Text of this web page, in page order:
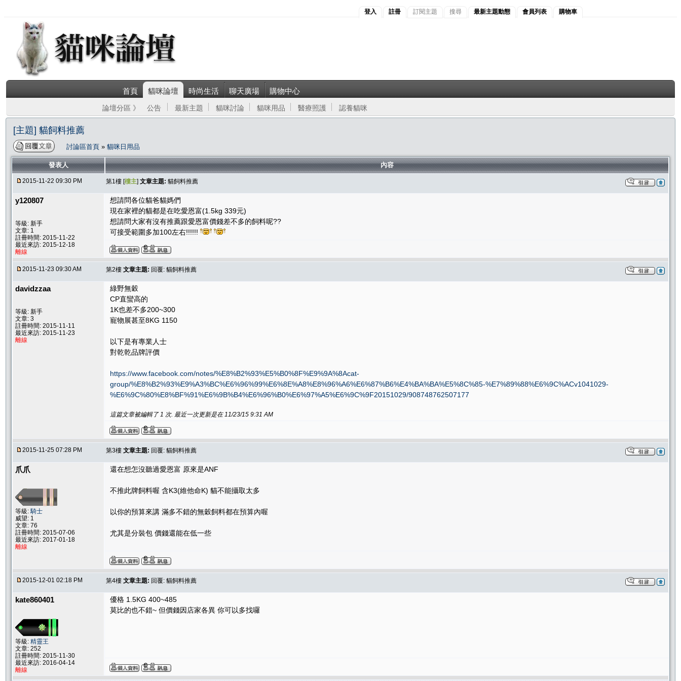
登入 註冊 訂閱主題 搜尋 最新主題動態 會員列表 購物車
首頁 貓咪論壇 時尚生活 聊天廣場 購物中心
論壇分區 》 公告 最新主題 貓咪討論 貓咪用品 醫療照護 認養貓咪
[主題] 貓飼料推薦
討論區首頁 » 貓咪日用品
發表人 內容
2015-11-22 09:30 PM 第1樓 [樓主] 文章主題: 貓飼料推薦
y120807
等級: 新手
文章: 1
註冊時間: 2015-11-22
最近來訪: 2015-12-18
離線
想請問各位貓爸貓媽們
現在家裡的貓都是在吃愛恩富(1.5kg 339元)
想請問大家有沒有推薦跟愛恩富價錢差不多的飼料呢??
可接受範圍多加100左右!!!!!!
2015-11-23 09:30 AM 第2樓 文章主題: 回覆: 貓飼料推薦
davidzzaa
等級: 新手
文章: 3
註冊時間: 2015-11-11
最近來訪: 2015-11-23
離線
綠野無穀
CP直蠻高的
1K也差不多200~300
寵物展甚至8KG 1150
以下是有專業人士
對乾乾品牌評價
https://www.facebook.com/notes/%E8%B2%93%E5%B0%8F%E9%9A%8Acat-
group/%E8%B2%93%E9%A3%BC%E6%96%99%E6%8E%A8%E8%96%A6%E6%87%B6%E4%BA%BA%E5%8C%85-%E7%89%88%E6%9C%ACv1041029-
%E6%9C%80%E8%BF%91%E6%9B%B4%E6%96%B0%E6%97%A5%E6%9C%9F20151029/908748762507177
這篇文章被編輯了 1 次. 最近一次更新是在 11/23/15 9:31 AM
2015-11-25 07:28 PM 第3樓 文章主題: 回覆: 貓飼料推薦
爪爪
等級:騎士
威望: 1
文章: 76
註冊時間: 2015-07-06
最近來訪: 2017-01-18
離線
還在想怎沒聽過愛恩富 原來是ANF
不推此牌飼料喔 含K3(維他命K) 貓不能攝取太多
以你的預算來講 滿多不錯的無穀飼料都在預算內喔
尤其是分裝包 價錢還能在低一些
2015-12-01 02:18 PM 第4樓 文章主題: 回覆: 貓飼料推薦
kate860401
等級: 精靈王
文章: 252
註冊時間: 2015-11-30
最近來訪: 2016-04-14
離線
優格 1.5KG 400~485
莫比的也不錯~ 但價錢因店家各異 你可以多找囉